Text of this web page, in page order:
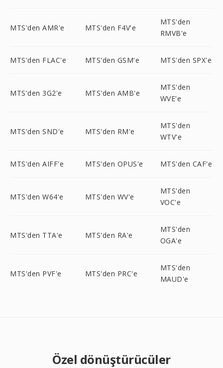
MTS'den AMR'e MTS'den F4V'e
MTS'den
RMVB'e
MTS'den FLAC'e MTS'den GSM'e MTS'den SPX'e
MTS'den 3G2'e MTS'den AMB'e
MTS'den
WVE'e
MTS'den SND'e MTS'den RM'e
MTS'den
WTV'e
MTS'den AIFF'e MTS'den OPUS'e MTS'den CAF'e
MTS'den W64'e MTS'den WV'e
MTS'den
VOC'e
MTS'den TTA'e MTS'den RA'e
MTS'den
OGA'e
MTS'den PVF'e MTS'den PRC'e
MTS'den
MAUD'e
Özel dönüştürücüler